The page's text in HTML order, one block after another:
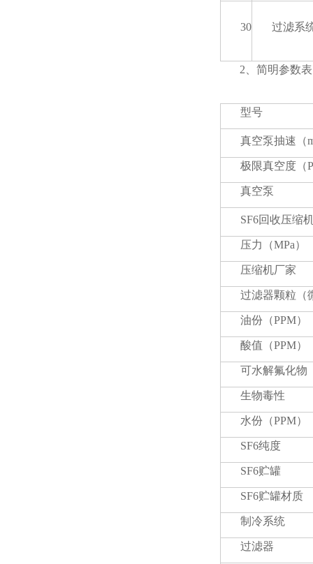
30 过滤系
2、简明参数表
型号
真空泵抽速（
极限真空度（
真空泵
SF6回收压缩
压力（MPa）
压缩机厂家
过滤器颗粒（
油份（PPM）
酸值（PPM）
可水解氟化物
生物毒性
水份（PPM）
SF6纯度
SF6贮罐
SF6贮罐材质
制冷系统
过滤器